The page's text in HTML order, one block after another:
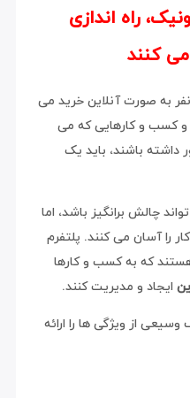
راه اندازی
کنند
بیش از 2 میلیارد نفر به صورت آنلاین خرید می
و کسب و کارهایی که می
داشته باشند، باید یک
چالش برانگیز باشد، اما
را آسان می کنند. پلتفرم
که به کسب و کارها
ایجاد و مدیریت کنند.
از ویژگی ها را ارائه